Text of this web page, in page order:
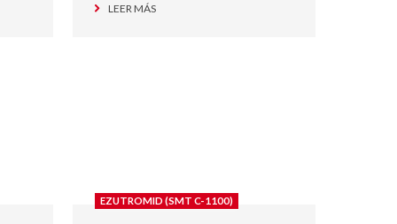
LEER MÁS
EZUTROMID (SMT C-1100)